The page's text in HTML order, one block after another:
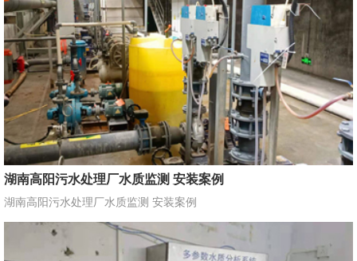
湖南高阳污水处理厂水质监测 安装案例
湖南高阳污水处理厂水质监测 安装案例